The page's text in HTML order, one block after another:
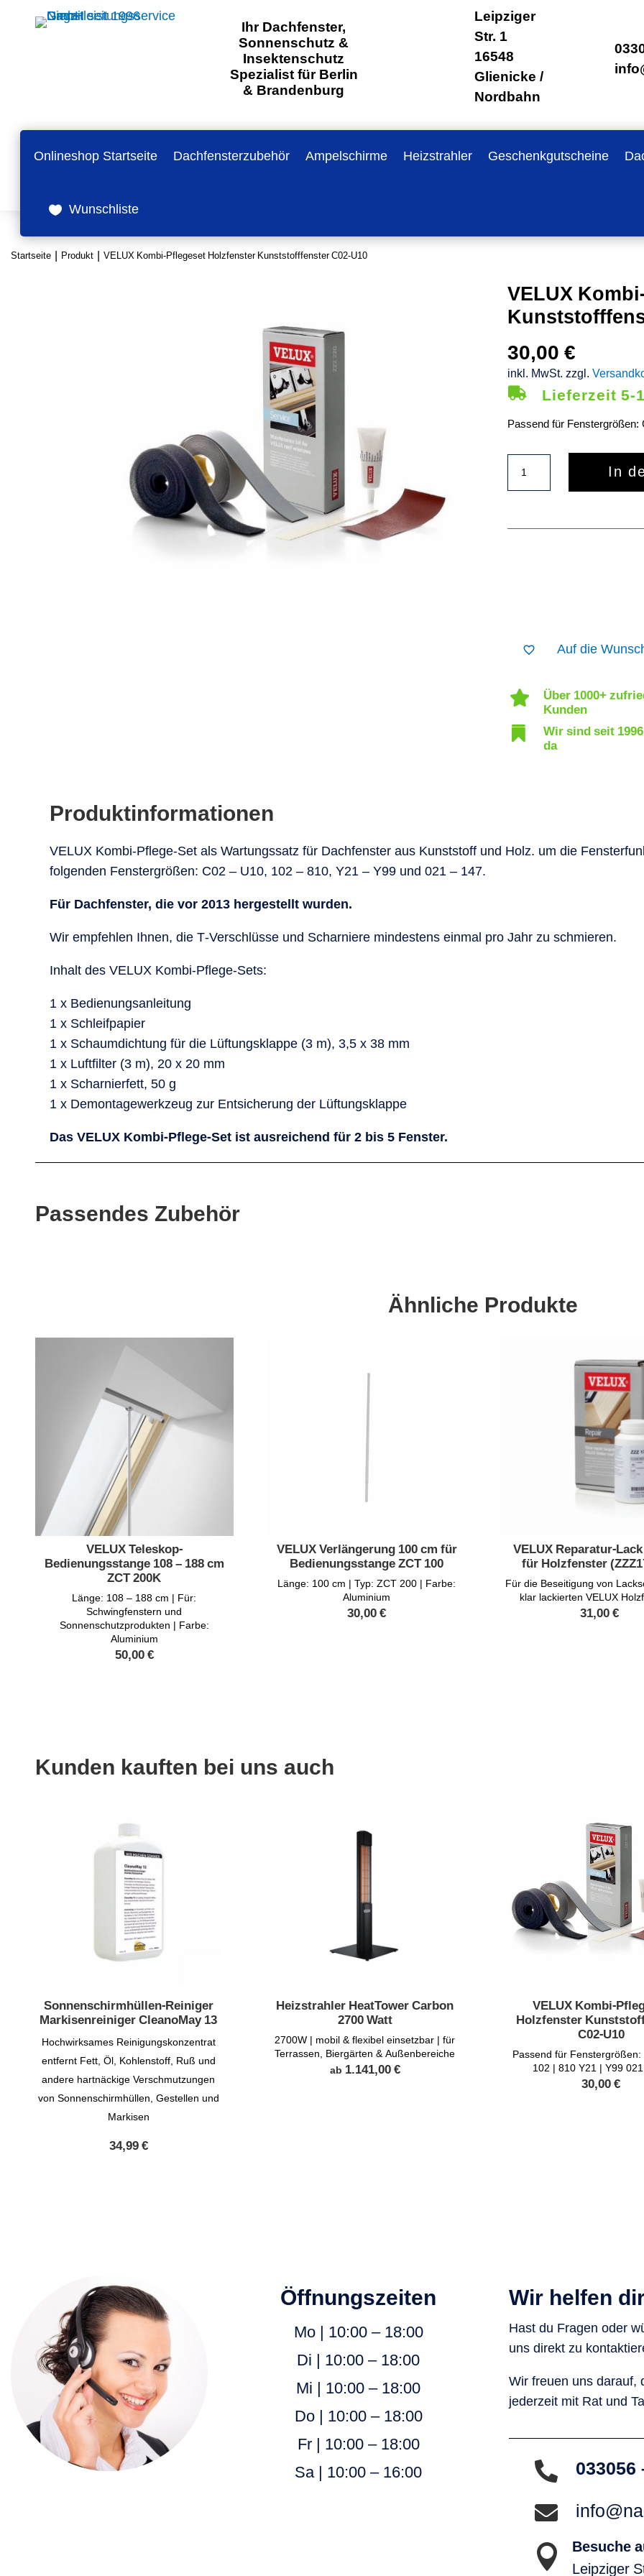
Ihr Dachfenster,
Sonnenschutz &
Insektenschutz
Spezialist für Berlin
& Brandenburg
Leipziger
Str. 1
16548
Glienicke /
Nordbahn
Onlineshop Startseite Dachfensterzubehör Ampelschirme Heizstrahler Geschenkgutscheine
Wunschliste
Startseite Produkt VELUX Kombi-Pflegeset Holzfenster Kunststofffenster C02-U10
VELUX
30,00€
inkl. MwSt. zzgl.
 Lieferzeit 5-
Passend für
Holzfenster
In
Auf die
 Über 1000+
Kunden
 Wir sind seit
da
Produktinformationen
VELUX Kombi-Pflege-Set als Wartungssatz für Dachfenster aus Kunststoff und Holz. um die
folgenden Fenstergrößen: C02 – U10, 102 – 810, Y21 – Y99 und 021 – 147.
Für Dachfenster, die vor 2013 hergestellt wurden.
Wir empfehlen Ihnen, die T-Verschlüsse und Scharniere mindestens einmal pro Jahr zu schmieren.
Inhalt des VELUX Kombi-Pflege-Sets:
1 x Bedienungsanleitung
1 x Schleifpapier
1 x Schaumdichtung für die Lüftungsklappe (3 m), 3,5 x 38 mm
1 x Luftfilter (3 m), 20 x 20 mm
1 x Scharnierfett, 50 g
1 x Demontagewerkzeug zur Entsicherung der Lüftungsklappe
Das VELUX Kombi-Pflege-Set ist ausreichend für 2 bis 5 Fenster.
Passendes Zubehör
Ähnliche Produkte
VELUX Teleskop-
Bedienungsstange 108 – 188 cm
ZCT 200K
Länge: 108 – 188 cm | Für:
Schwingfenstern und
Sonnenschutzprodukten | Farbe:
Aluminium
50,00€
VELUX Verlängerung 100 cm für
Bedienungsstange ZCT 100
Länge: 100 cm | Typ: ZCT 200 | Farbe:
Aluminium
30,00€
VELUX Reparatur-
für Holzfenster
Für die Beseitigung von
klar lackierten VELUX
31,00€
Kunden kauften bei uns auch
Sonnenschirmhüllen-Reiniger
Markisenreiniger CleanoMay 13
Hochwirksames Reinigungskonzentrat
entfernt Fett, Öl, Kohlenstoff, Ruß und
andere hartnäckige Verschmutzungen
von Sonnenschirmhüllen, Gestellen und
Markisen
34,99€
Heizstrahler HeatTower Carbon
2700 Watt
2700W | mobil & flexibel einsetzbar | für
Terrassen, Biergärten & Außenbereiche
ab 1.141,00€
VELUX Kombi-
Holzfenster
C02-U10
Passend für
102 | 810 Y21 | Y99
30,00€
Öffnungszeiten
Mo | 10:00 – 18:00
Di | 10:00 – 18:00
Mi | 10:00 – 18:00
Do | 10:00 – 18:00
Fr | 10:00 – 18:00
Sa | 10:00 – 16:00
Wir helfen
Hast du Fragen oder
uns direkt zu
Wir freuen uns darauf,
jederzeit mit Rat und
 033056


Besuche
Leipziger